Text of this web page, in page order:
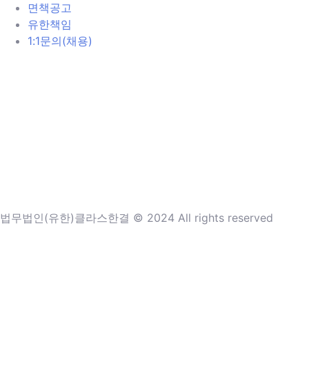
면책공고
유한책임
1:1문의(채용)
법무법인(유한)클라스한결 © 2024 All rights reserved